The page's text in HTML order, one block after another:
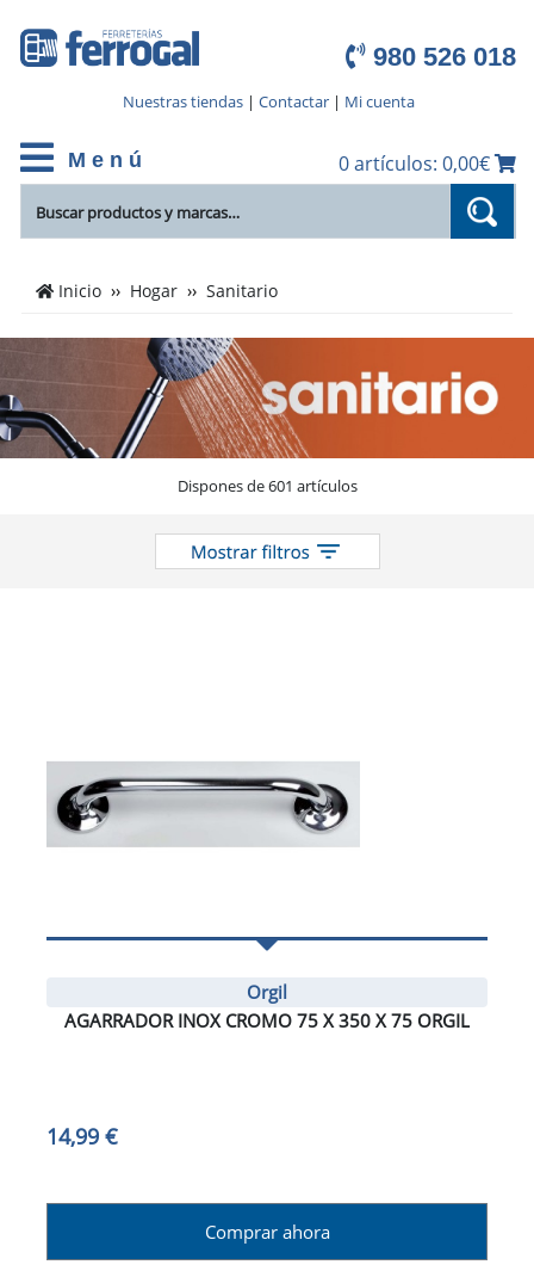
980 526 018
Nuestras tiendas| Contactar| Mi cuenta
M e n ú 0 artículos: 0,00€
Cientos
productos
Sanitario
en
el
Inicio Hogar Sanitario
Dispones de 601 artículos
Orgil
AGARRADOR INOX CROMO 75 X 350 X 75 ORGIL
14,99 €
Comprar ahora